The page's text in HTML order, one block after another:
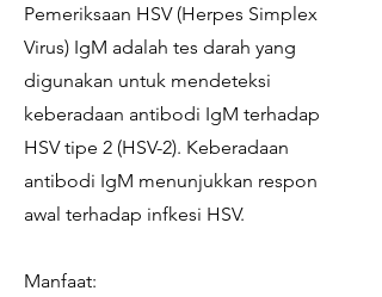
Pemeriksaan HSV (Herpes Simplex
Virus) IgM adalah tes darah yang
digunakan untuk mendeteksi
keberadaan antibodi IgM terhadap
HSV tipe 2 (HSV-2). Keberadaan
antibodi IgM menunjukkan respon
awal terhadap infkesi HSV.
Manfaat: